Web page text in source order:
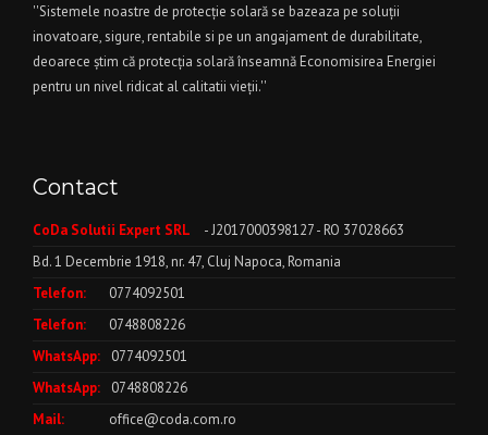
''Sistemele noastre de protecție solară se bazeaza pe soluții
inovatoare, sigure, rentabile si pe un angajament de durabilitate,
deoarece știm că protecția solară înseamnă Economisirea Energiei
pentru un nivel ridicat al calitatii vieții.''
Contact
CoDa Solutii Expert SRL
- J2017000398127 - RO 37028663
Bd. 1 Decembrie 1918, nr. 47, Cluj Napoca, Romania
Telefon:
0774092501
Telefon:
0748808226
WhatsApp:
0774092501
WhatsApp:
0748808226
Mail:
office@coda.com.ro